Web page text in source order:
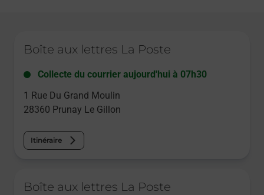
Boîte aux lettres La Poste
Collecte du courrier aujourd'hui à 07h30
1 Rue Du Grand Moulin
28360 Prunay Le Gillon
Itinéraire
Boîte aux lettres La Poste